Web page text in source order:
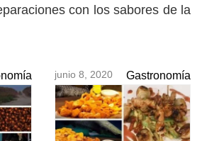
con los sabores de la
junio 8, 2020 Gastronomía